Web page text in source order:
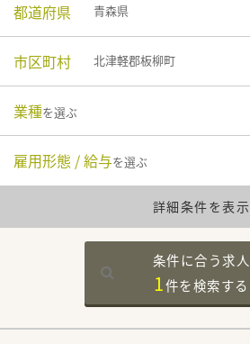
都道府県 青森県
市区町村 北津軽郡板柳町
業種を選ぶ
雇用形態 / 給与を選ぶ
詳細条件を表示
条件に合う求人
1件を検索する